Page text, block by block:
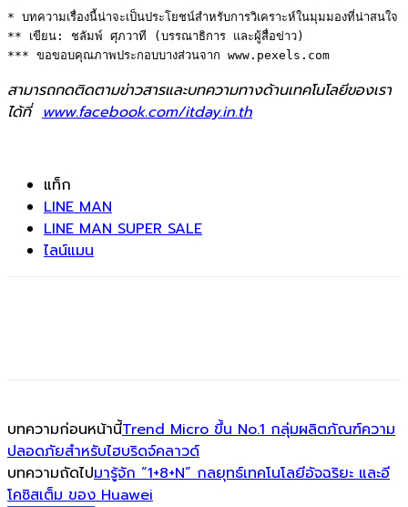
* บทความเรื่องนี้น่าจะเป็นประโยชน์สำหรับการวิเคราะห์ในมุมมองที่น่าสนใจ
** เขียน: ชลัมพ์ ศุภวาที (บรรณาธิการ และผู้สื่อข่าว)
*** ขอขอบคุณภาพประกอบบางส่วนจาก www.pexels.com
สามารถกดติดตามข่าวสารและบทความทางด้านเทคโนโลยีของเรา
ได้ที่ www.facebook.com/itday.in.th
แท็ก
LINE MAN
LINE MAN SUPER SALE
ไลน์แมน
บทความก่อนหน้านี้Trend Micro ขึ้น No.1 กลุ่มผลิตภัณฑ์ความ
ปลอดภัยสำหรับไฮบริดจ์คลาวด์
บทความถัดไปมารู้จัก “1+8+N” กลยุทธ์เทคโนโลยีอัจฉริยะ และอี
โคซิสเต็ม ของ Huawei